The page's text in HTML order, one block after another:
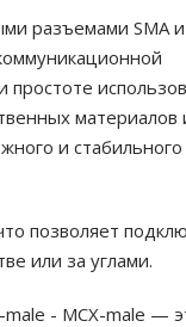
разъемами SMA и
простоте
материалов
и стабильного
позволяет
или за углами.
male - MCX-male —